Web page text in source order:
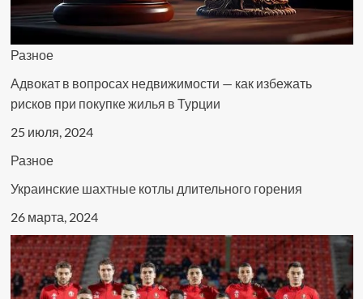
Разное
Адвокат в вопросах недвижимости — как избежать
рисков при покупке жилья в Турции
25 июля, 2024
Разное
Украинские шахтные котлы длительного горения
26 марта, 2024